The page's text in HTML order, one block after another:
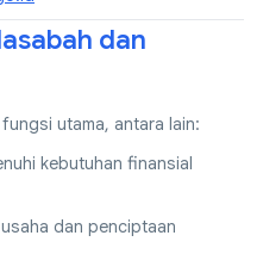
dan
utama, antara lain:
kebutuhan finansial
dan penciptaan